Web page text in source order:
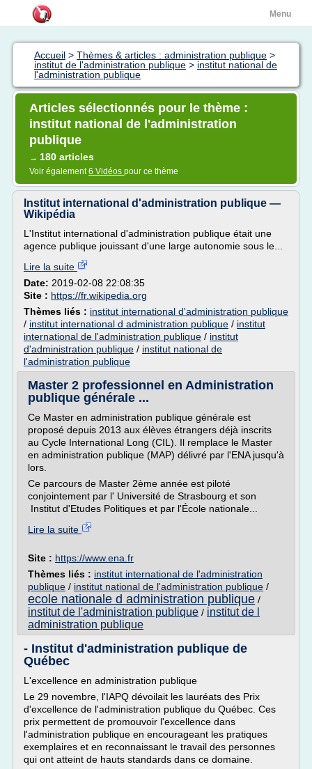
Menu
Accueil > Thèmes & articles : administration publique >
institut de l'administration publique > institut national de
l'administration publique
Articles sélectionnés pour le thème :
institut national de l'administration
publique
→ 180 articles
Voir également6 Vidéos pour ce thème
Institut international d'administration publique —
Wikipédia
L'Institut international d'administration publique était une
agence publique jouissant d'une large autonomie sous le...
Lire la suite
Date: 2019-02-08 22:08:35
Site : https://fr.wikipedia.org
Thèmes liés : institut international d'administration publique
/ institut international d administration publique / institut
international de l'administration publique / institut
d'administration publique / institut national de
l'administration publique
Master 2 professionnel en Administration
publique générale ...
Ce Master en administration publique générale est
proposé depuis 2013 aux élèves étrangers déjà inscrits
au Cycle International Long (CIL). Il remplace le Master
en administration publique (MAP) délivré par l'ENA jusqu'à
lors.
Ce parcours de Master 2ème année est piloté
conjointement par l' Université de Strasbourg et son
Institut d'Etudes Politiques et par l'École nationale...
Lire la suite
Site : https://www.ena.fr
Thèmes liés : institut international de l'administration
publique / institut national de l'administration publique /
ecole nationale d administration publique /
institut de l'administration publique / institut de l
administration publique
- Institut d'administration publique de
Québec
L'excellence en administration publique
Le 29 novembre, l'IAPQ dévoilait les lauréats des Prix
d'excellence de l'administration publique du Québec. Ces
prix permettent de promouvoir l'excellence dans
l'administration publique en encourageant les pratiques
exemplaires et en reconnaissant le travail des personnes
qui ont atteint de hauts standards dans ce domaine.